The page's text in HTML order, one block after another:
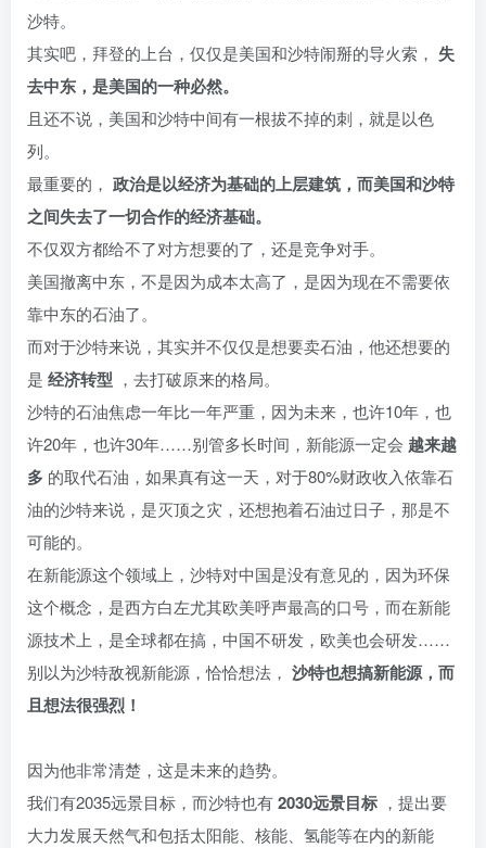
沙特。
其实吧，拜登的上台，仅仅是美国和沙特闹掰的导火索， 失
去中东，是美国的一种必然。
且还不说，美国和沙特中间有一根拔不掉的刺，就是以色
列。
最重要的， 政治是以经济为基础的上层建筑，而美国和沙特
之间失去了一切合作的经济基础。
不仅双方都给不了对方想要的了，还是竞争对手。
美国撤离中东，不是因为成本太高了，是因为现在不需要依
靠中东的石油了。
而对于沙特来说，其实并不仅仅是想要卖石油，他还想要的
是 经济转型 ，去打破原来的格局。
沙特的石油焦虑一年比一年严重，因为未来，也许10年，也
许20年，也许30年……别管多长时间，新能源一定会 越来越
多 的取代石油，如果真有这一天，对于80%财政收入依靠石
油的沙特来说，是灭顶之灾，还想抱着石油过日子，那是不
可能的。
在新能源这个领域上，沙特对中国是没有意见的，因为环保
这个概念，是西方白左尤其欧美呼声最高的口号，而在新能
源技术上，是全球都在搞，中国不研发，欧美也会研发……
别以为沙特敌视新能源，恰恰想法， 沙特也想搞新能源，而
且想法很强烈！
因为他非常清楚，这是未来的趋势。
我们有2035远景目标，而沙特也有2030远景目标 ，提出要
大力发展天然气和包括太阳能、核能、氢能等在内的新能